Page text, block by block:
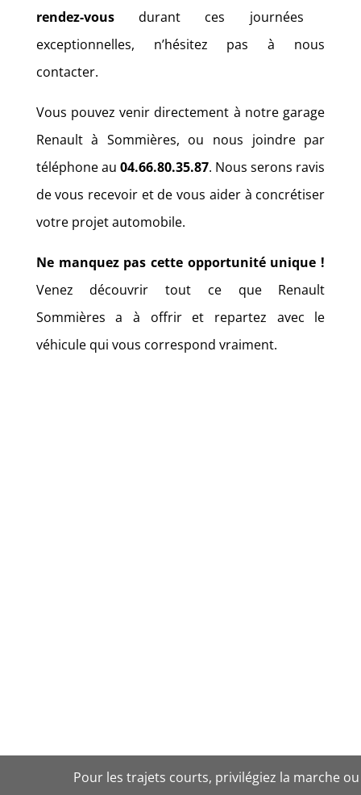
rendez-vousdurant ces journées
exceptionnelles, n’hésitez pas à nous
contacter.
Vous pouvez venir directement à notre garage
Renault à Sommières, ou nous joindre par
téléphone au 04.66.80.35.87. Nous serons ravis
de vous recevoir et de vous aider à concrétiser
votre projet automobile.
Ne manquez pas cette opportunité unique !
Venez découvrir tout ce que Renault
Sommières a à offrir et repartez avec le
véhicule qui vous correspond vraiment.
Pour les trajets courts, privilégiez la marche ou